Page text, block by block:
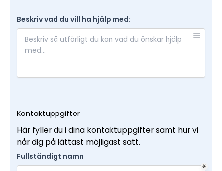
Beskriv vad du vill ha hjälp med:
Kontaktuppgifter
Här fyller du i dina kontaktuppgifter samt hur vi
når dig på lättast möjligast sätt.
Fullständigt namn